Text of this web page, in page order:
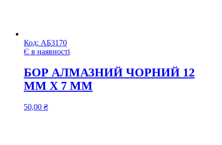
Код: АБ3170
Є в наявності
БОР АЛМАЗНИЙ ЧОРНИЙ 12
ММ Х 7 ММ
50,00 ₴